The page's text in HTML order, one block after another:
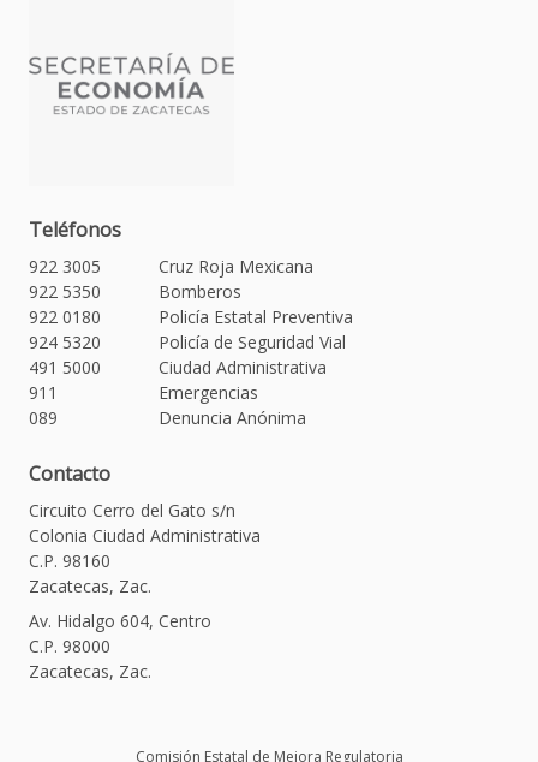
Teléfonos
922 3005
Cruz Roja Mexicana
922 5350
Bomberos
922 0180
Policía Estatal Preventiva
924 5320
Policía de Seguridad Vial
491 5000
Ciudad Administrativa
911
Emergencias
089
Denuncia Anónima
Contacto
Circuito Cerro del Gato s/n
Colonia Ciudad Administrativa
C.P. 98160
Zacatecas, Zac.
Av. Hidalgo 604, Centro
C.P. 98000
Zacatecas, Zac.
Comisión Estatal de Mejora Regulatoria